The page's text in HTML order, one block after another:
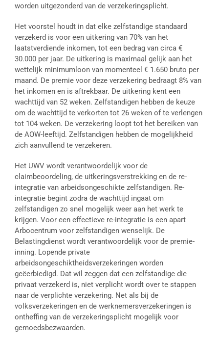
worden uitgezonderd van de verzekeringsplicht.
Het voorstel houdt in dat elke zelfstandige standaard
verzekerd is voor een uitkering van 70% van het
laatstverdiende inkomen, tot een bedrag van circa €
30.000 per jaar. De uitkering is maximaal gelijk aan het
wettelijk minimumloon van momenteel € 1.650 bruto per
maand. De premie voor deze verzekering bedraagt 8% van
het inkomen en is aftrekbaar. De uitkering kent een
wachttijd van 52 weken. Zelfstandigen hebben de keuze
om de wachttijd te verkorten tot 26 weken of te verlengen
tot 104 weken. De verzekering loopt tot het bereiken van
de AOW-leeftijd. Zelfstandigen hebben de mogelijkheid
zich aanvullend te verzekeren.
Het UWV wordt verantwoordelijk voor de
claimbeoordeling, de uitkeringsverstrekking en de re-
integratie van arbeidsongeschikte zelfstandigen. Re-
integratie begint zodra de wachttijd ingaat om
zelfstandigen zo snel mogelijk weer aan het werk te
krijgen. Voor een effectieve re-integratie is een apart
Arbocentrum voor zelfstandigen wenselijk. De
Belastingdienst wordt verantwoordelijk voor de premie-
inning. Lopende private
arbeidsongeschiktheidsverzekeringen worden
geëerbiedigd. Dat wil zeggen dat een zelfstandige die
privaat verzekerd is, niet verplicht wordt over te stappen
naar de verplichte verzekering. Net als bij de
volksverzekeringen en de werknemersverzekeringen is
ontheffing van de verzekeringsplicht mogelijk voor
gemoedsbezwaarden.